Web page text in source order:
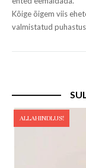
Kõige õigem viis
valmistatud
ALLAHINDLUS!